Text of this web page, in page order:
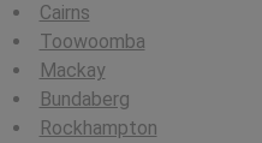
Cairns
Toowoomba
Mackay
Bundaberg
Rockhampton